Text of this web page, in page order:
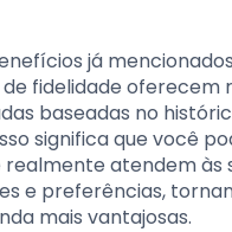
já
fidelidade oferecem
baseadas no
significa que você
atendem às
e preferências,
mais vantajosas.